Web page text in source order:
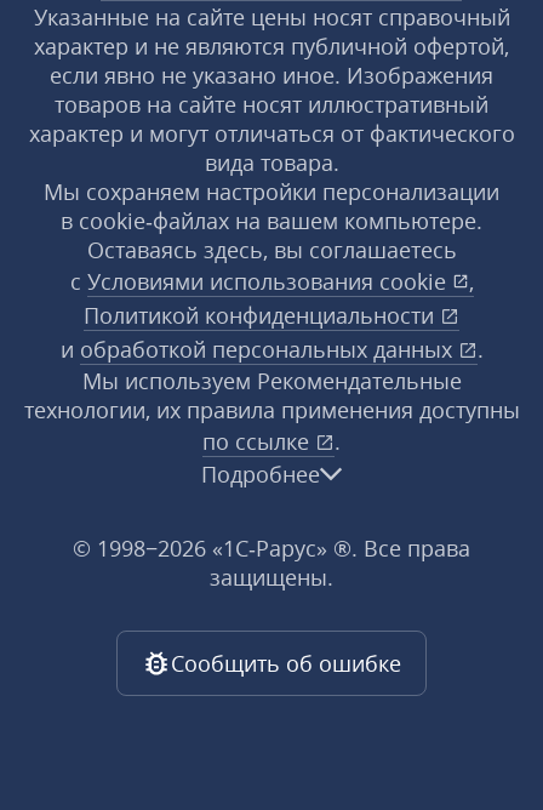
Указанные на сайте цены носят справочный
характер и не являются публичной офертой,
если явно не указано иное. Изображения
товаров на сайте носят иллюстративный
характер и могут отличаться от фактического
вида товара.
Мы сохраняем настройки персонализации
в cookie‑файлах на вашем компьютере.
Оставаясь здесь, вы соглашаетесь
с Условиями использования cookie
,
Политикой конфиденциальности
и обработкой персональных данных
.
Мы используем Рекомендательные
технологии, их правила применения доступны
по ссылке
.
Подробнее
© 1998−2026 «1С‑Рарус» ®. Все права
защищены.
Сообщить об ошибке